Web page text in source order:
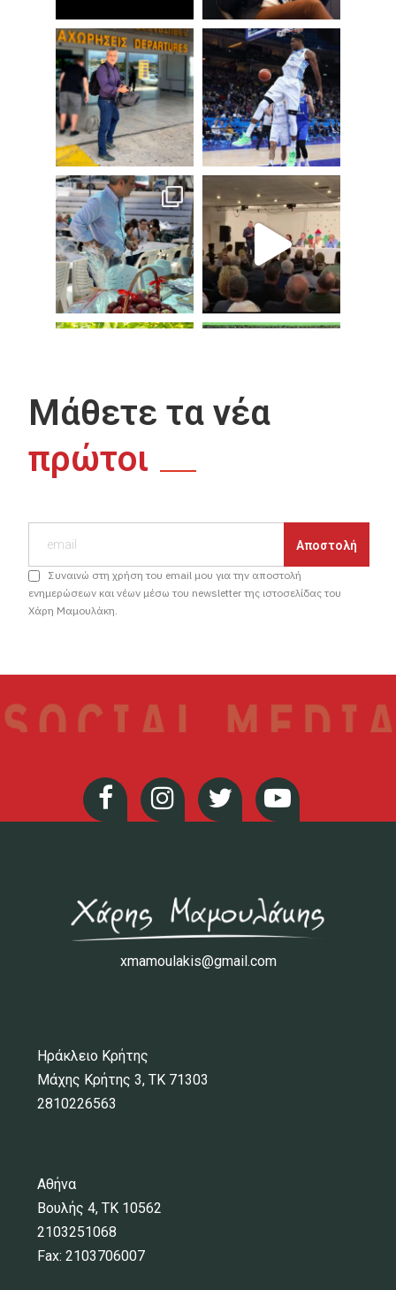
Μάθετε τα νέα
πρώτοι
Συναινώ στη χρήση του email μου για την αποστολή
ενημερώσεων και νέων μέσω του newsletter της ιστοσελίδας του
Χάρη Μαμουλάκη.
xmamoulakis@gmail.com
Ηράκλειο Κρήτης
Μάχης Κρήτης 3, ΤΚ 71303
2810226563
Αθήνα
Βουλής 4, ΤΚ 10562
2103251068
Fax: 2103706007